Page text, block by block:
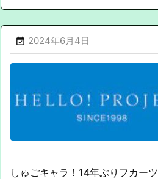
 2024年6月4日
しゅごキャラ！14年ぶりフカーツ